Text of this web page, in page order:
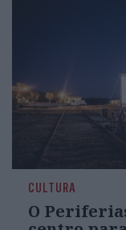
CULTURA
O